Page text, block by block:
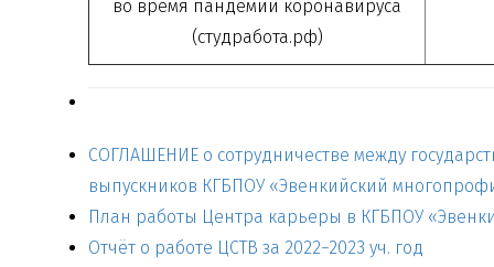
во время пандемии коронавируса
(студработа.рф)
СОГЛАШЕНИЕ о сотрудничестве между
выпускников КГБПОУ «Эвенкийский
План работы Центра карьеры в КГБПОУ
Отчёт о работе ЦСТВ за 2022−2023 уч. год